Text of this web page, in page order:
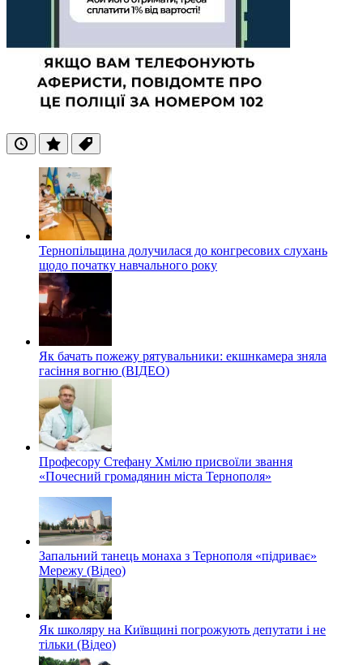
ОстанніПопулярні
Теги
Тернопільщина долучилася до конгресових слухань
щодо початку навчального року
Як бачать пожежу рятувальники: екшнкамера зняла
гасіння вогню (ВІДЕО)
Професору Стефану Хмілю присвоїли звання
«Почесний громадянин міста Тернополя»
Запальний танець монаха з Тернополя «підриває»
Мережу (Відео)
Як школяру на Київщині погрожують депутати і не
тільки (Відео)